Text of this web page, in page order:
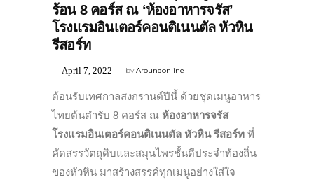
ร้อน 8 คอร์ส ณ ‘ห้องอาหารจรัส’
โรงแรมอินเตอร์คอนติเนนตัล หัวหิน
รีสอร์ท
byAroundonline
April 7, 2022
ต้อนรับเทศกาลสงกรานต์ปีนี้ ด้วยชุดเมนูอาหาร
ไทยต้นตำรับ 8 คอร์ส ณ ห้องอาหารจรัส
โรงแรมอินเตอร์คอนติเนนตัล หัวหิน รีสอร์ท ที่
คัดสรรวัตถุดิบและสมุนไพรชั้นดีประจำท้องถิ่น
ของหัวหิน มาสร้างสรรค์ทุกเมนูอย่างใส่ใจ